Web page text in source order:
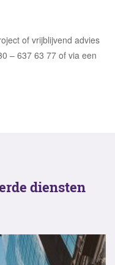
of vrijblijvend advies
– 637 63 77 of via een
diensten